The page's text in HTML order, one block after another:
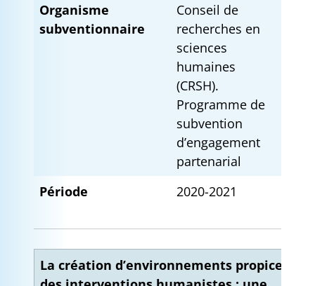
Organisme
subventionnaire
Conseil de
recherches en
sciences
humaines
(CRSH).
Programme de
subvention
d’engagement
partenarial
Période
2020-2021
La création d’environnements propices à